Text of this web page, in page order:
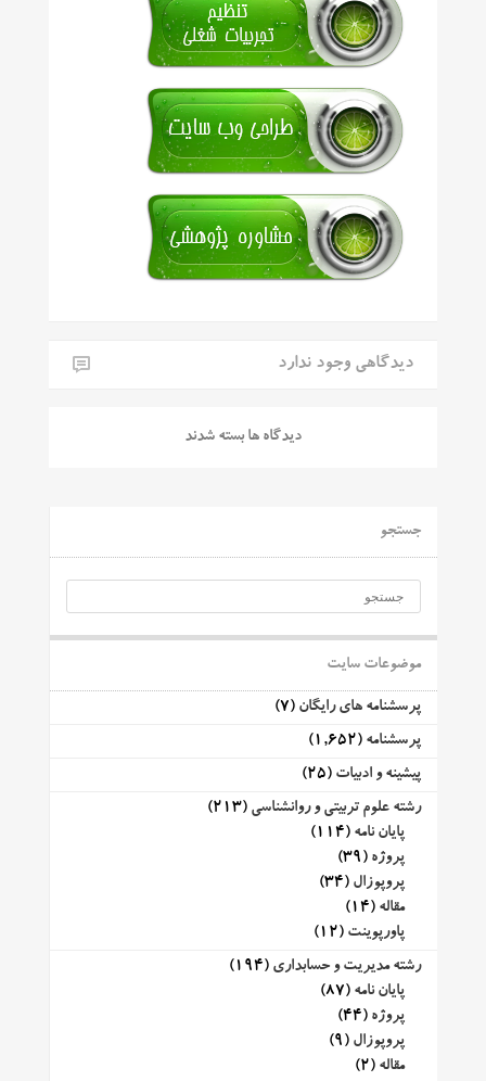
دیدگاهی وجود ندارد
دیدگاه ها بسته شدند
جستجو
موضوعات سایت
پرسشنامه های رایگان (7)
پرسشنامه (1,652)
پیشینه و ادبیات (25)
رشته علوم تربیتی و روانشناسی (213)
پایان نامه (114)
پروژه (39)
پروپوزال (34)
مقاله (14)
پاورپوینت (12)
رشته مدیریت و حسابداری (194)
پایان نامه (87)
پروژه (44)
پروپوزال (9)
مقاله (2)